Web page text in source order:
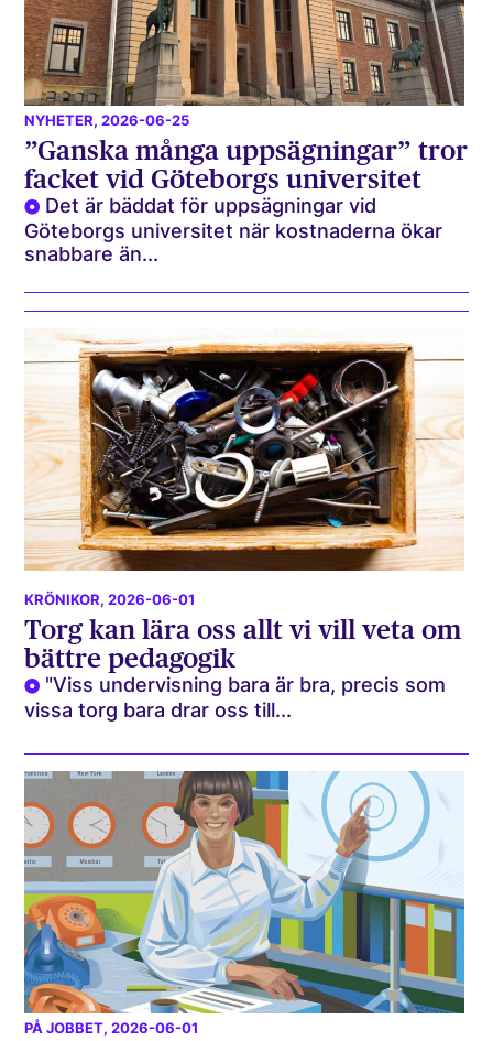
NYHETER, 2026-06-25
”Ganska många uppsägningar” tror
facket vid Göteborgs universitet
Det är bäddat för uppsägningar vid
Göteborgs universitet när kostnaderna ökar
snabbare än...
KRÖNIKOR, 2026-06-01
Torg kan lära oss allt vi vill veta om
bättre pedagogik
"Viss undervisning bara är bra, precis som
vissa torg bara drar oss till...
PÅ JOBBET, 2026-06-01